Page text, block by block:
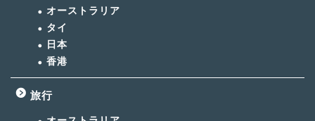
オーストラリア
タイ
日本
香港
旅行